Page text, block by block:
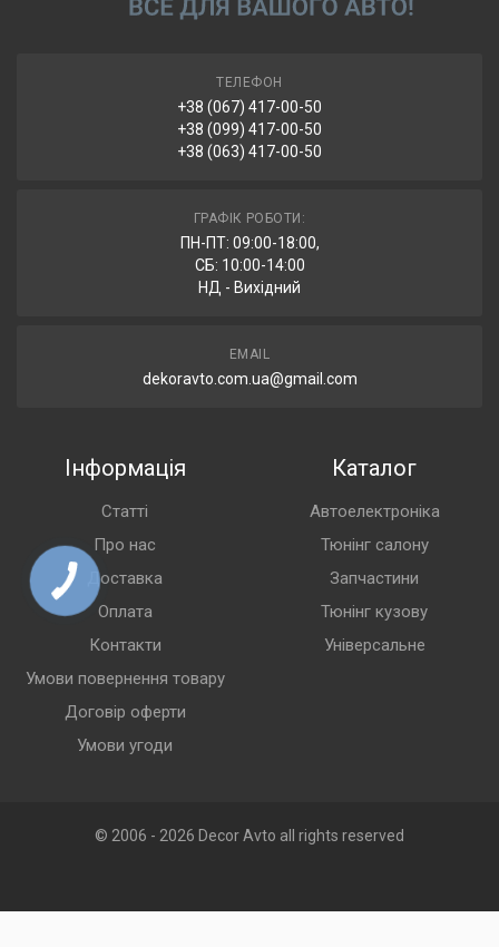
ТЕЛЕФОН
+38 (067) 417-00-50
+38 (099) 417-00-50
+38 (063) 417-00-50
ГРАФІК РОБОТИ:
ПН-ПТ: 09:00-18:00,
СБ: 10:00-14:00
НД - Вихідний
EMAIL
dekoravto.com.ua@gmail.com
Інформація
Статті
Про нас
Доставка
Оплата
Контакти
Умови повернення товару
Договір оферти
Умови угоди
Каталог
Автоелектроніка
Тюнінг салону
Запчастини
Тюнінг кузову
Універсальне
© 2006 - 2026 Decor Avto all rights reserved